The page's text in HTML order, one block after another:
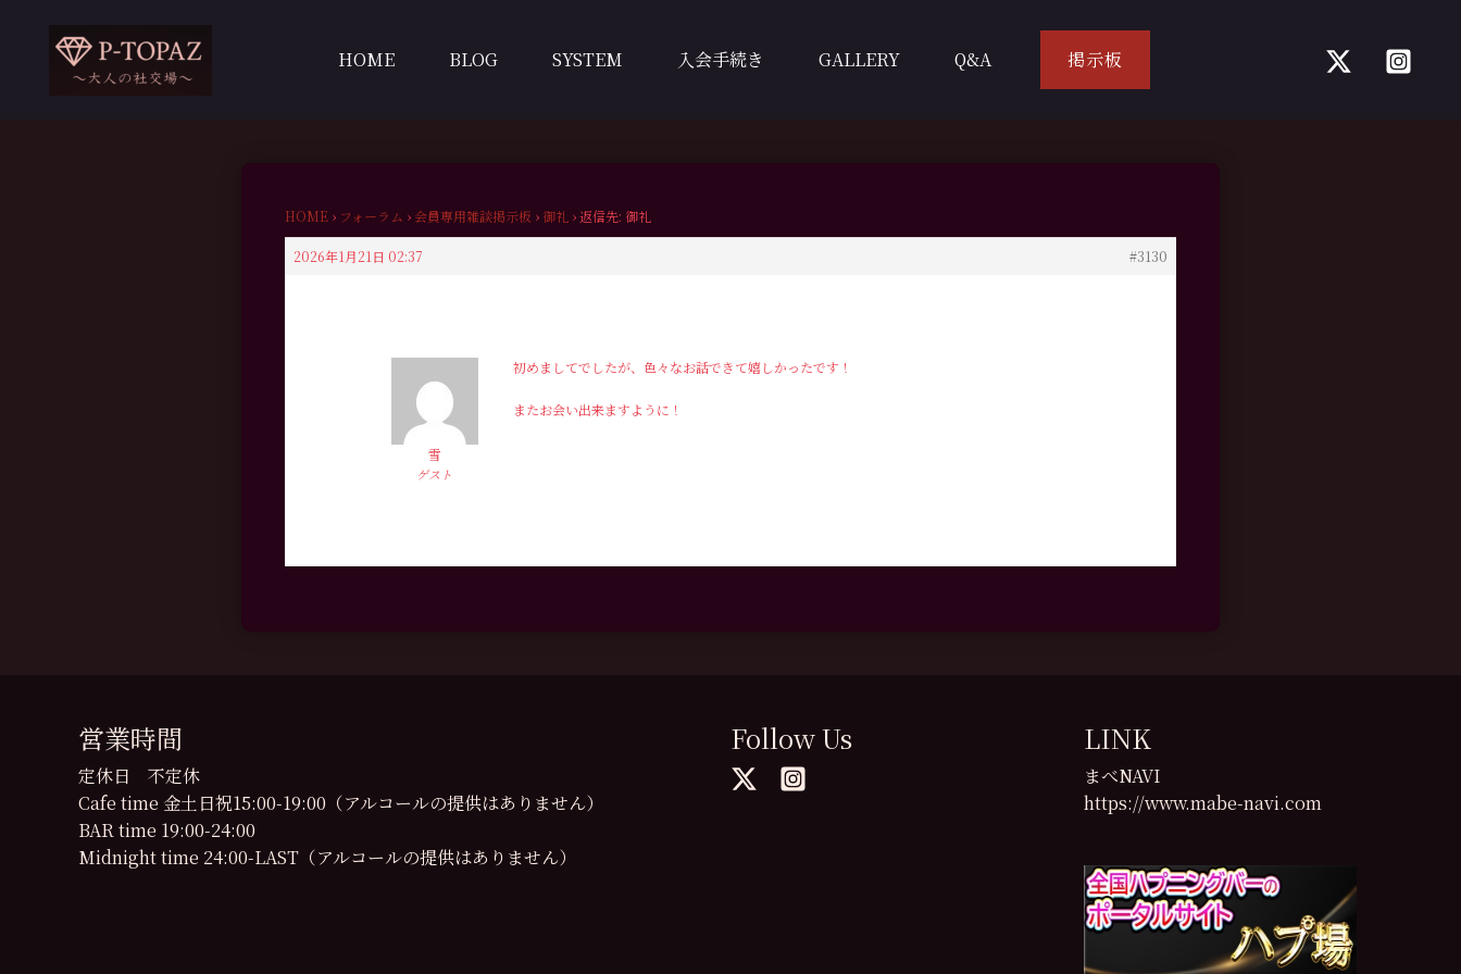
HOME BLOG SYSTEM 入会手続き GALLERY Q&A 掲示板
HOME › フォーラム › 会員専用雑談掲示板 › 御礼 ›返信先: 御礼
2026年1月21日 02:37 #3130
雪
ゲスト
初めましてでしたが、色々なお話できて嬉しかったです！
またお会い出来ますように！
営業時間
定休日 不定休
Cafe time 金土日祝15:00-19:00（アルコールの提供はありません）
BAR time 19:00-24:00
Midnight time 24:00-LAST（アルコールの提供はありません）
Follow Us LINK
まべNAVI
https://www.mabe-navi.com